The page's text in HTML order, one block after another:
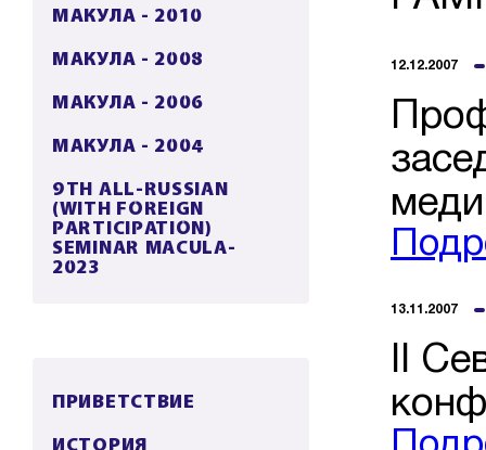
МАКУЛА - 2010
МАКУЛА - 2008
МАКУЛА - 2006
МАКУЛА - 2004
9TH ALL-RUSSIAN
(WITH FOREIGN
PARTICIPATION)
SEMINAR MACULA-
2023
ПРИВЕТСТВИЕ
ИСТОРИЯ
12.12.2007
13.11.2007
ІІ